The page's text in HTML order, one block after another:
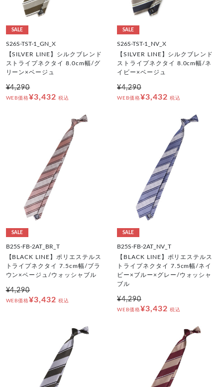
SALE
S26S-TST-1_GN_X
【SILVER LINE】シルクブレンド
ストライプネクタイ 8.0cm幅/グ
リーン×ベージュ
¥4,290
WEB価格¥3,432 税込
SALE
S26S-TST-1_NV_X
【SILVER LINE】シルクブレンド
ストライプネクタイ 8.0cm幅/ネ
イビー×ベージュ
¥4,290
WEB価格¥3,432 税込
SALE
B25S-FB-2AT_BR_T
【BLACK LINE】ポリエステルス
トライプネクタイ 7.5cm幅/ブラ
ウン×ベージュ/ウォッシャブル
¥4,290
WEB価格¥3,432 税込
SALE
B25S-FB-2AT_NV_T
【BLACK LINE】ポリエステルス
トライプネクタイ 7.5cm幅/ネイ
ビー×ブルー×グレー/ウォッシャ
ブル
¥4,290
WEB価格¥3,432 税込